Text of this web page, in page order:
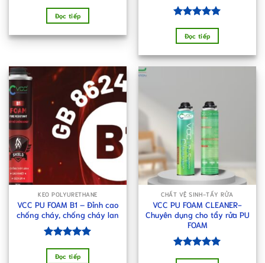
Đọc tiếp
hạng 5.00
5 sao
Đọc tiếp
KEO POLYURETHANE
VCC PU FOAM B1 – Đỉnh cao
chống cháy, chống cháy lan
hạng 5.00
Đọc tiếp
CHẤT VỆ SINH-TẨY RỬA
VCC PU FOAM CLEANER-
Chuyên dụng cho tẩy rửa PU
FOAM